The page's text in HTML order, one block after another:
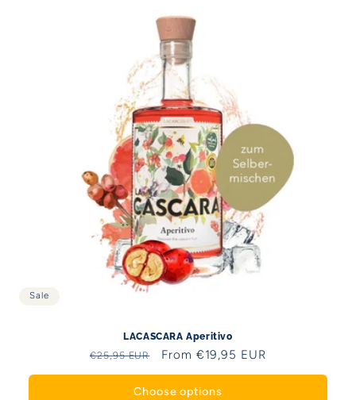
Sale
LACASCARA Aperitivo
Regular
price
€25,95 EUR
Sale
price
From €19,95 EUR
Choose options